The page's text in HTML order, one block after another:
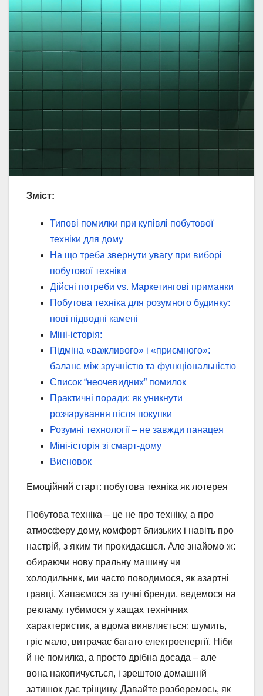
Зміст:
Типові помилки при купівлі побутової
техніки для дому
На що треба звернути увагу при виборі
побутової техніки
Дійсні потреби vs. Маркетингові приманки
Побутова техніка для розумного будинку:
нові підводні камені
Міні-історія:
Підміна «важливого» і «приємного»:
баланс між зручністю та функціональністю
Список “неочевидних” помилок
Практичні поради: як уникнути
розчарування після покупки
Розумні технології – не завжди панацея
Міні-історія зі смарт-дому
Висновок
Емоційний старт: побутова техніка як лотерея
Побутова техніка – це не про техніку, а про
атмосферу дому, комфорт близьких і навіть про
настрій, з яким ти прокидаєшся. Але знайомо ж:
обираючи нову пральну машину чи
холодильник, ми часто поводимося, як азартні
гравці. Хапаємося за гучні бренди, ведемося на
рекламу, губимося у хащах технічних
характеристик, а вдома виявляється: шумить,
гріє мало, витрачає багато електроенергії. Ніби
й не помилка, а просто дрібна досада – але
вона накопичується, і зрештою домашній
затишок дає тріщину. Давайте розберемось, як